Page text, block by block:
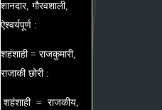
शानदार, गौरवशाली,
ऐश्वर्यपूर्ण :
शहंशाही = राजकुमारी,
राजाकी छोरी :
शहंशाही = राजकीय,